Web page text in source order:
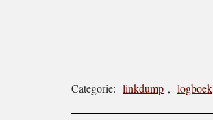
Categorie: linkdump , logboek